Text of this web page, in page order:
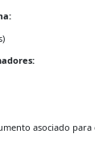
asociado para